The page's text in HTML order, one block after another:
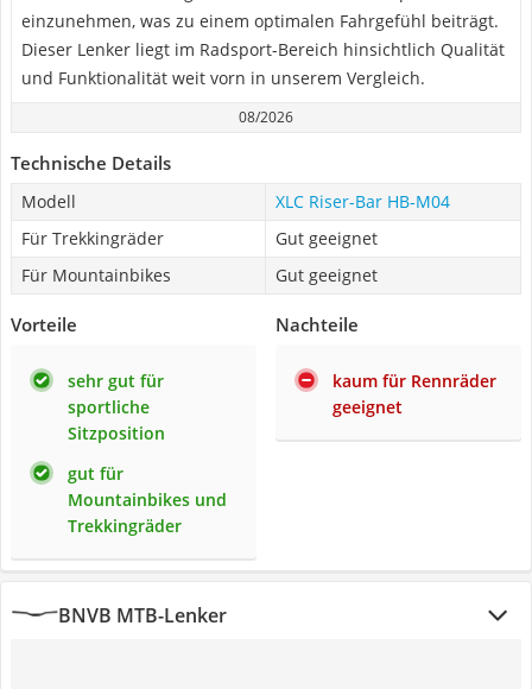
einzunehmen, was zu einem optimalen Fahrgefühl beiträgt.
Dieser Lenker liegt im Radsport-Bereich hinsichtlich Qualität
und Funktionalität weit vorn in unserem Vergleich.
08/2026
Technische Details
Modell
XLC Riser-Bar HB-M04
Für Trekkingräder
Gut geeignet
Für Mountainbikes
Gut geeignet
Vorteile
sehr gut für
sportliche
Sitzposition
gut für
Mountainbikes und
Trekkingräder
Nachteile
kaum für Rennräder
geeignet
BNVB MTB-Lenker